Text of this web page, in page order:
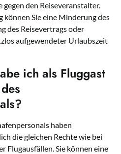
den Reiseveranstalter.
können Sie eine Minderung des
des Reisevertrags oder
aufgewendeter Urlaubszeit
ich als Fluggast
haben
die gleichen Rechte wie bei
Flugausfällen. Sie können eine